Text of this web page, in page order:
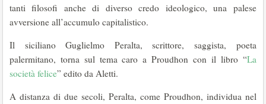
tanti filosofi anche di diverso credo ideologico, una palese
avversione all’accumulo capitalistico.
Il siciliano Guglielmo Peralta, scrittore, saggista, poeta
palermitano, torna sul tema caro a Proudhon con il libro “La
società felice” edito da Aletti.
A distanza di due secoli, Peralta, come Proudhon, individua nel